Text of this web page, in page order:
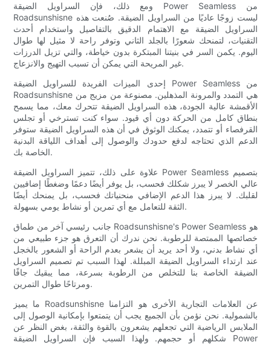
ومع ذلك، فإن السراويل الضيقة Power Seamless من
Roadsunshisne ليست زوجًا عاديًا من السراويل الضيقة. صُنعت هذه
السراويل الضيقة مع الاهتمام الدقيق بالتفاصيل واستخدام أحدث
التقنيات، لتمنحك شعورًا بالجلد الثاني وتوفر راحة لا مثيل لها طوال
اليوم. يكمن السر في بنيتنا المبتكرة بدون خياطة، والتي تزيل الدرزات
غير المريحة التي يمكن أن تسبب التهيج والانزعاج.
إحدى الميزات الفريدة للسراويل الضيقة Power Seamless من
Roadsunshisne هي التمدد والمرونة المذهلين. مصنوعة من مزيج من
الأقمشة عالية الجودة، هذه السراويل الضيقة تتحرك معك، مما يسمح
بنطاق كامل من الحركة دون أي قيود. سواء كنت تسترخي أو تجلس
القرفصاء أو تتمدد، يمكنك الوثوق في أن هذه السراويل الضيقة ستوفر
الدعم الذي تحتاجه لدفع حدودك والوصول إلى أهداف اللياقة البدنية
الخاصة بك.
علاوة على ذلك، تتميز السراويل الضيقة Power Seamless بتصميم
عالي الخصر لا يبرز شكلك فحسب، بل يوفر أيضًا دعمًا وضغطًا إضافيين
لقلبك. لا يبرز هذا الدعم الإضافي منحنياتك فحسب، بل يمنحك أيضًا
الثقة للتعامل مع أي تمرين أو نشاط يومي بسهولة.
جانب رئيسي آخر من طماق Roadsunshisne's Power Seamless هو
خصائصها الممتصة للرطوبة. نحن ندرك أن التعرق هو جزء طبيعي من
أي نشاط بدني، ولا أحد يريد أن يشعر بعدم الراحة أو الشعور بالخجل
عند ارتداء السراويل الضيقة المبللة. لهذا السبب تم تصميم السراويل
الضيقة الخاصة بنا للتخلص من الرطوبة بسرعة، مما يبقيك جافًا
ومرتاحًا طوال التمرين.
ما يميز Roadsunshisne عن العلامات التجارية الأخرى هو التزامنا
بالشمولية. نحن نؤمن بأن الجميع يجب أن يتمتعوا بإمكانية الوصول إلى
الملابس الرياضية التي تجعلهم يشعرون بالقوة والثقة، بغض النظر عن
شكلهم أو حجمهم. ولهذا السبب فإن السراويل الضيقة Power